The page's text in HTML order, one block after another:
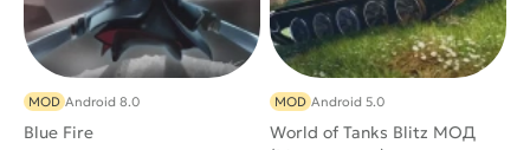
Blue Fire
MOD Android 8.0
World of Tanks Blitz МОД
MOD Android 5.0